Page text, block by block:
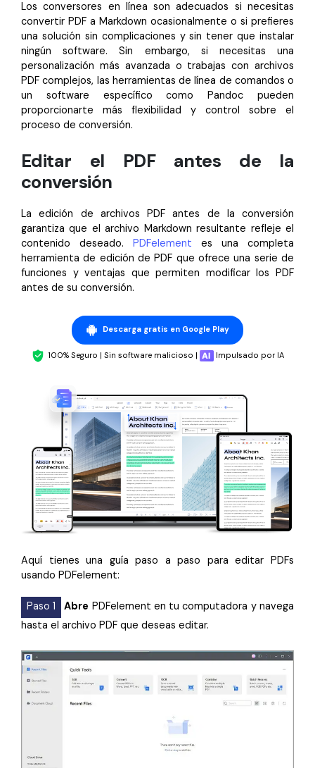
Los conversores en línea son adecuados si necesitas
convertir PDF a Markdown ocasionalmente o si prefieres
una solución sin complicaciones y sin tener que instalar
ningún software. Sin embargo, si necesitas una
personalización más avanzada o trabajas con archivos
PDF complejos, las herramientas de línea de comandos o
un software específico como Pandoc pueden
proporcionarte más flexibilidad y control sobre el
proceso de conversión.
Editar el PDF antes de la
conversión
La edición de archivos PDF antes de la conversión
garantiza que el archivo Markdown resultante refleje el
contenido deseado.
PDFelement
es una completa
herramienta de edición de PDF que ofrece una serie de
funciones y ventajas que permiten modificar los PDF
antes de su conversión.
Descarga gratis en Google Play
100% Seguro | Sin software malicioso | Impulsado por IA
Aquí tienes una guía paso a paso para editar PDFs
usando PDFelement:
Paso 1 Abre PDFelement en tu computadora y navega
hasta el archivo PDF que deseas editar.